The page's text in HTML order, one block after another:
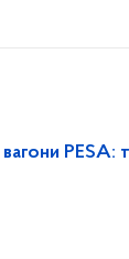
PESA: